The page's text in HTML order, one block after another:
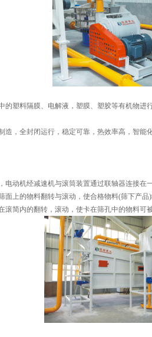
的塑料隔膜、电解液，塑膜、塑胶等有机物进
造，全封闭运行，稳定可靠，热效率高，智
电动机经减速机与滚筒装置通过联轴器连接在
面上的物料翻转与滚动，使合格物料(筛下产
简内的翻转，滚动，使卡在筛孔中的物料可